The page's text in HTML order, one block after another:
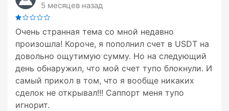
5 месяцев назад
Очень странная тема со мной недавно
произошла! Короче, я пополнил счет в USDT на
довольно ощутимую сумму. Но на следующий
день обнаружил, что мой счет тупо блокнули. И
самый прикол в том, что я вообще никаких
сделок не открывал!!! Саппорт меня тупо
игнорит.